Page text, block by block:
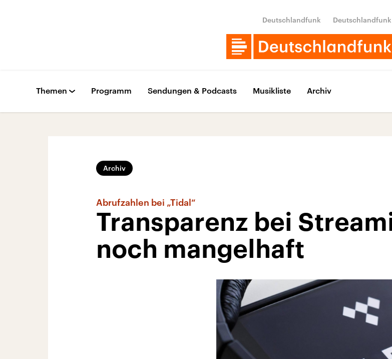
Deutschlandfunk Deutschlandfunk
Themen Programm Sendungen & Podcasts Musikliste Archiv
Archiv
Abrufzahlen bei „Tidal“
Transparenz bei
noch mangelhaft